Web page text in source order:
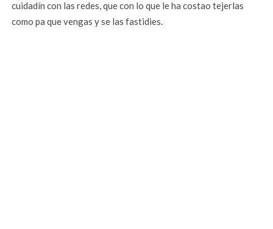
cuidadín con las redes, que con lo que le ha costao tejerlas
como pa que vengas y se las fastidies.